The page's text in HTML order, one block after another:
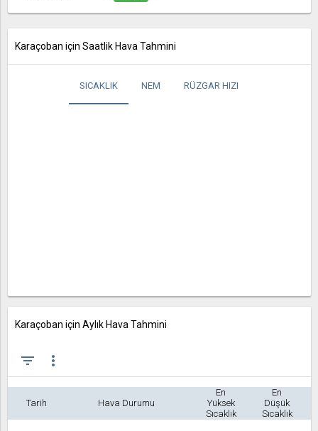
Karaçoban için Saatlik Hava Tahmini
SICAKLIK NEM RÜZGAR HIZI
Karaçoban için Aylık Hava Tahmini
filter_list more_vert
Tarih Hava Durumu
En
Yüksek
Sıcaklık
En
Düşük
Sıcaklık